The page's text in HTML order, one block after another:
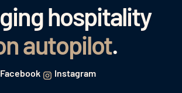
hospitality
autopilot.
Facebook Instagram